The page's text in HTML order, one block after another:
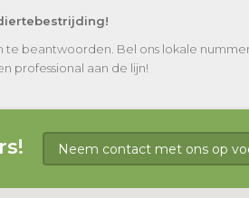
beantwoorden. Bel ons lokale
professional aan de lijn!
Neem contact met ons op